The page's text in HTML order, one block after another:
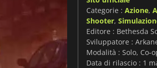
Categorie : Azione,
Shooter,
Editore : Bethesda
Sviluppatore :
Modalità : Solo, Co-
Data di rilascio : 1